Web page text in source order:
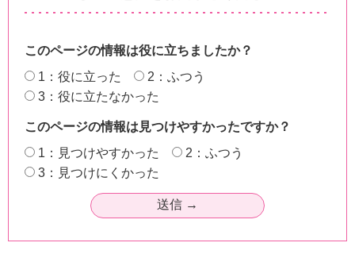
このページの情報は役に立ちましたか？
1：役に立った
2：ふつう
3：役に立たなかった
このページの情報は見つけやすかったですか？
1：見つけやすかった
2：ふつう
3：見つけにくかった